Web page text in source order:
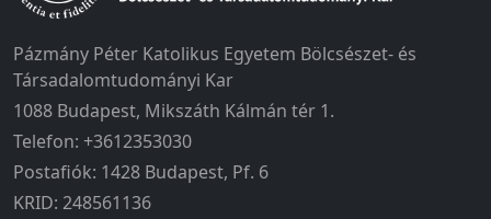
Pázmány Péter Katolikus Egyetem Bölcsészet- és
Társadalomtudományi Kar
1088 Budapest, Mikszáth Kálmán tér 1.
Telefon: +3612353030
Postafiók: 1428 Budapest, Pf. 6
KRID: 248561136